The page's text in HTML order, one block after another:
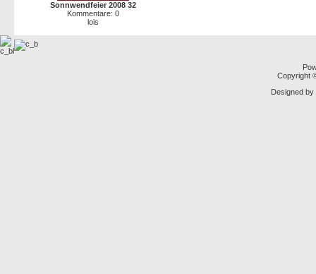
Sonnwendfeier 2008 32
Kommentare: 0
lois
Copyright
Designed by